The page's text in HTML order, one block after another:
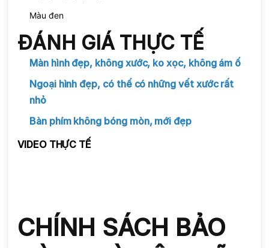
Màu đen
ĐÁNH GIÁ THỰC TẾ
Màn hình đẹp, không xước, ko xọc, không ám ố
Ngoại hình đẹp, có thế có những vết xước rất
nhỏ
Bàn phím không bóng mòn, mới đẹp
VIDEO THỰC TẾ
CHÍNH SÁCH BẢO